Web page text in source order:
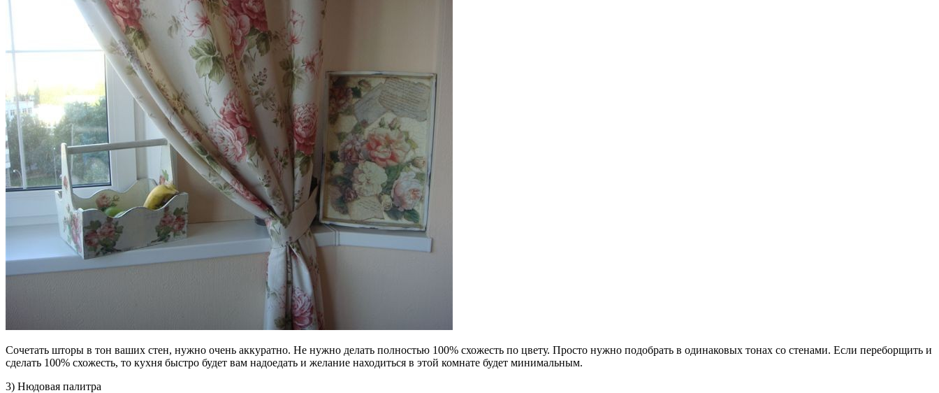
Сочетать шторы в тон ваших стен, нужно очень аккуратно. Не нужно делать полностью 100% схожесть по цвету. Просто нужно подобрать в одинаковых тонах со стенами. Если переборщить и
сделать 100% схожесть, то кухня быстро будет вам надоедать и желание находиться в этой комнате будет минимальным.
3) Нюдовая палитра